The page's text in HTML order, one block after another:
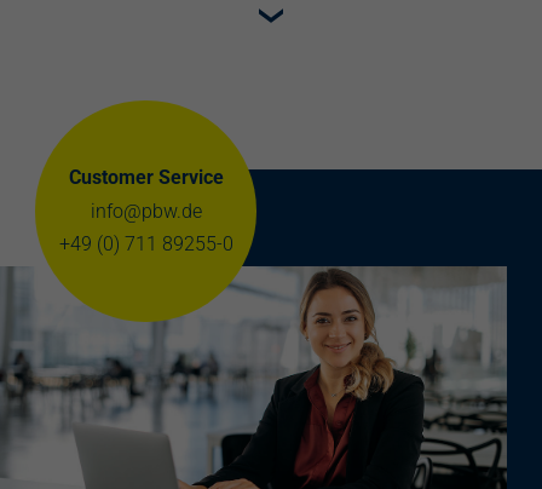
Customer Service
info@pbw.de
+49 (0) 711 89255-0